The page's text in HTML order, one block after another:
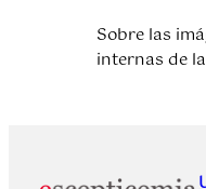
Sobre las
internas de